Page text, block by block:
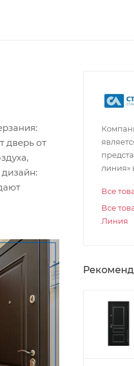
дверь от
линия»
Все
Все
Линия